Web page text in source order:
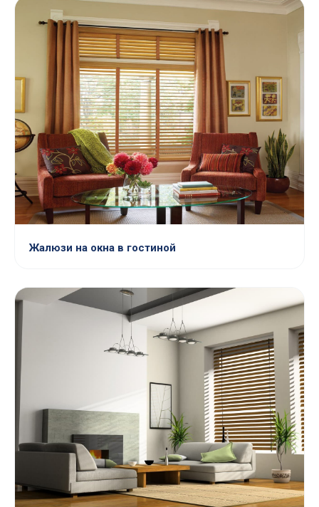
Жалюзи на окна в гостиной